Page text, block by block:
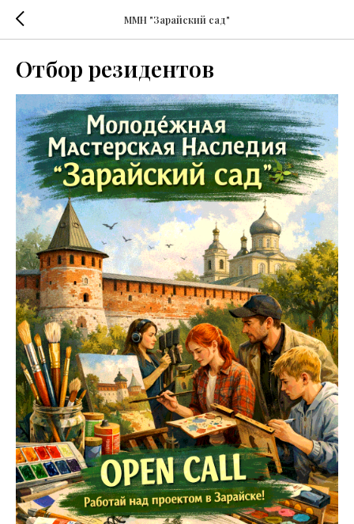
ММН "Зарайский сад"
Отбор резидентов